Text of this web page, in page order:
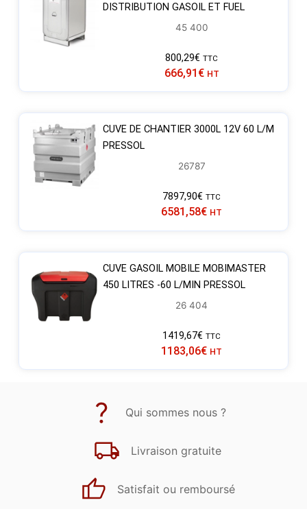
DISTRIBUTION GASOIL ET FUEL
45 400
800,29€ TTC
666,91 € HT
CUVE DE CHANTIER 3000L 12V 60 L/M
PRESSOL
26787
7897,90€ TTC
6581,58€ HT
CUVE GASOIL MOBILE MOBIMASTER
450 LITRES -60 L/MIN PRESSOL
26 404
1419,67€ TTC
1183,06€ HT
Qui sommes nous ?
Livraison gratuite
Satisfait ou remboursé